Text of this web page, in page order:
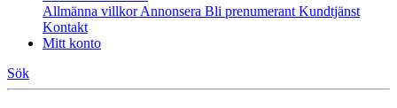
Allmänna villkorAnnonsera Bli prenumerant Kundtjänst
Kontakt
Mitt konto
Sök